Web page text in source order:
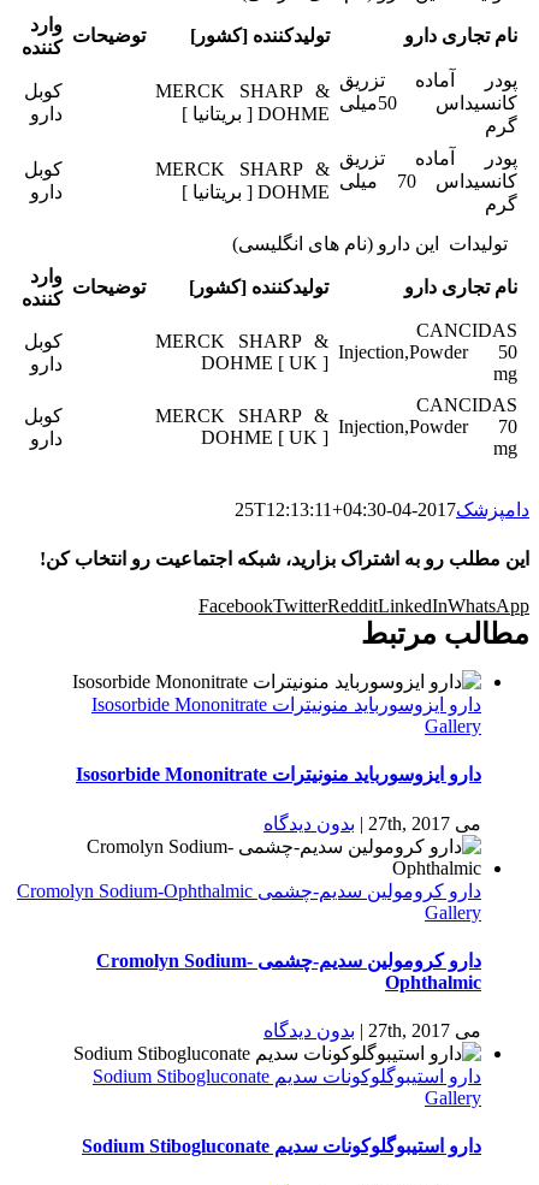
نام تجاری دارو تولیدکننده [کشور] توضیحات
وارد
کننده
پودر آماده تزریق
کانسیداس 50میلی
گرم
MERCK SHARP &
DOHME [ بریتانیا ]
کوبل
دارو
پودر آماده تزریق
کانسیداس 70 میلی
گرم
MERCK SHARP &
DOHME [ بریتانیا ]
کوبل
دارو
تولیدات این دارو (نام های انگلیسی)
نام تجاری دارو تولیدکننده [کشور] توضیحات
وارد
کننده
CANCIDAS
Injection,Powder 50
mg
MERCK SHARP &
DOHME [ UK ]
کوبل
دارو
CANCIDAS
Injection,Powder 70
mg
MERCK SHARP &
DOHME [ UK ]
کوبل
دارو
دامپزشک2017-04-25T12:13:11+04:30
این مطلب رو به اشتراک بزارید، شبکه اجتماعیت رو انتخاب کن!
FacebookTwitterRedditLinkedInWhatsApp
مطالب مرتبط
دارو ایزوسورباید منونیترات Isosorbide Mononitrate
Gallery
دارو ایزوسورباید منونیترات Isosorbide Mononitrate
می 27th, 2017 | بدون ديدگاه
دارو كرومولين سدیم-چشمی Cromolyn Sodium-Ophthalmic
Gallery
دارو كرومولين سدیم-چشمی Cromolyn Sodium-
Ophthalmic
می 27th, 2017 | بدون ديدگاه
دارو استیبوگلوکونات سدیم Sodium Stibogluconate
Gallery
دارو استیبوگلوکونات سدیم Sodium Stibogluconate